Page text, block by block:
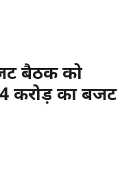
बैठक को
करोड़ का बजट